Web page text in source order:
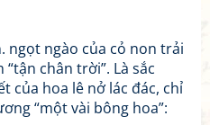
ngọt ngào của cỏ non trải
chân trời”. Là sắc
của hoa lê nở lác đác, chỉ
“một vài bông hoa”: